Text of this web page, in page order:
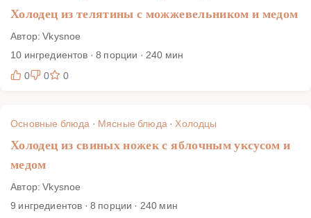
Холодец из телятины с можжевельником и медом
Автор: Vkysnoe
10 ингредиентов · 8 порции · 240 мин
0
0 0
Основные блюда · Мясные блюда·Холодцы
Холодец из свиных ножек с яблочным уксусом и
медом
Автор: Vkysnoe
9 ингредиентов · 8 порции · 240 мин